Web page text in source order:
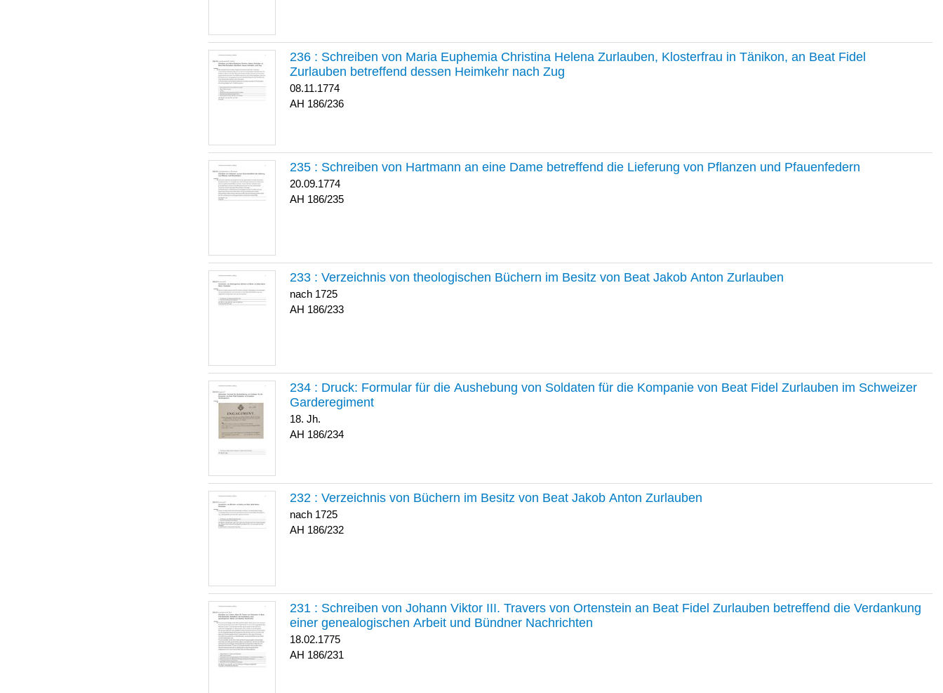
236 : Schreiben von Maria Euphemia Christina Helena Zurlauben, Klosterfrau in Tänikon, an Beat Fidel
Zurlauben betreffend dessen Heimkehr nach Zug
08.11.1774
186/236
235 : Schreiben von Hartmann an eine Dame betreffend die Lieferung von Pflanzen und Pfauenfedern
20.09.1774
186/235
233 : Verzeichnis von theologischen Büchern im Besitz von Beat Jakob Anton Zurlauben
nach 1725
186/233
234 : Druck: Formular für die Aushebung von Soldaten für die Kompanie von Beat Fidel Zurlauben im Schweizer
Garderegiment
18. Jh.
186/234
232 : Verzeichnis von Büchern im Besitz von Beat Jakob Anton Zurlauben
nach 1725
186/232
231 : Schreiben von Johann Viktor III. Travers von Ortenstein an Beat Fidel Zurlauben betreffend die Verdankung
einer genealogischen Arbeit und Bündner Nachrichten
18.02.1775
186/231